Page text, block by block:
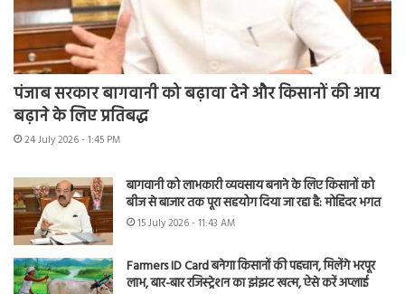
पंजाब सरकार बागवानी को बढ़ावा देने और किसानों की आय
बढ़ाने के लिए प्रतिबद्ध
24 July 2026 - 1:45 PM
बागवानी को लाभकारी व्यवसाय बनाने के लिए किसानों को
बीज से बाजार तक पूरा सहयोग दिया जा रहा है: मोहिंदर भगत
15 July 2026 - 11:43 AM
Farmers ID Card बनेगा किसानों की पहचान, मिलेंगे भरपूर
लाभ, बार-बार रजिस्ट्रेशन का झंझट खत्म, ऐसे करें अप्लाई